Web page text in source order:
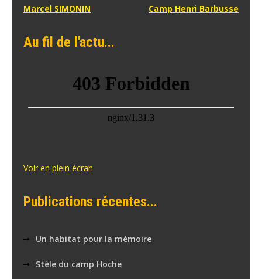
Navigation
l’article
Marcel SIMONIN Camp Henri Barbusse
Au fil de l'actu...
Voir en plein écran
Publications récentes...
Un habitat pour la mémoire
Stèle du camp Hoche